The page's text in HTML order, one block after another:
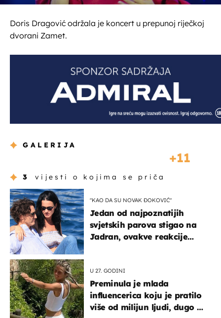
Doris Dragović održala je koncert u prepunoj riječkoj
dvorani Zamet.
GALERIJA
11
3 vijesti o kojima se priča
"KAO DA SU NOVAK ĐOKOVIĆ"
Jedan od najpoznatijih
svjetskih parova stigao na
Jadran, ovakve reakcije
U 27. GODINI
Preminula je mlada
influencerica koju je pratilo
više od milijun ljudi, dugo se